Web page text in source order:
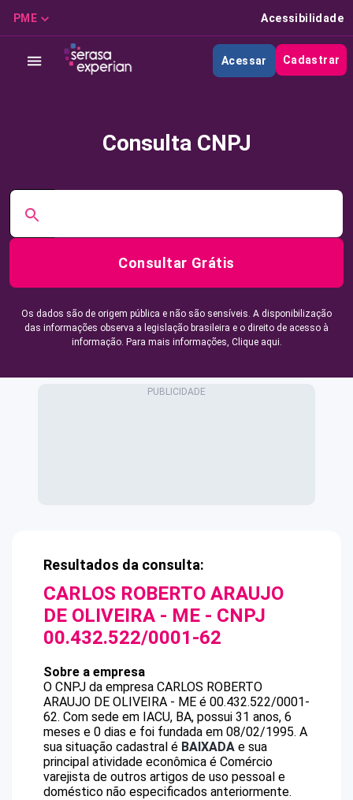
PME Acessibilidade
Acessar Cadastrar
Consulta CNPJ
Consultar Grátis
Os dados são de origem pública e não são sensíveis. A disponibilização
das informações observa a legislação brasileira e o direito de acesso à
informação. Para mais informações, Clique aqui.
Resultados da consulta:
CARLOS ROBERTO ARAUJO
DE OLIVEIRA - ME - CNPJ
00.432.522/0001-62
Sobre a empresa
O CNPJ da empresa CARLOS ROBERTO
ARAUJO DE OLIVEIRA - ME é 00.432.522/0001-
62. Com sede em IACU, BA, possui 31 anos, 6
meses e 0 dias e foi fundada em 08/02/1995. A
sua situação cadastral é BAIXADA e sua
principal atividade econômica é Comércio
varejista de outros artigos de uso pessoal e
doméstico não especificados anteriormente.